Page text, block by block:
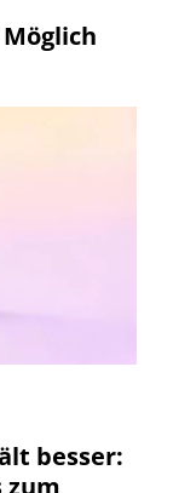
besser:
zum